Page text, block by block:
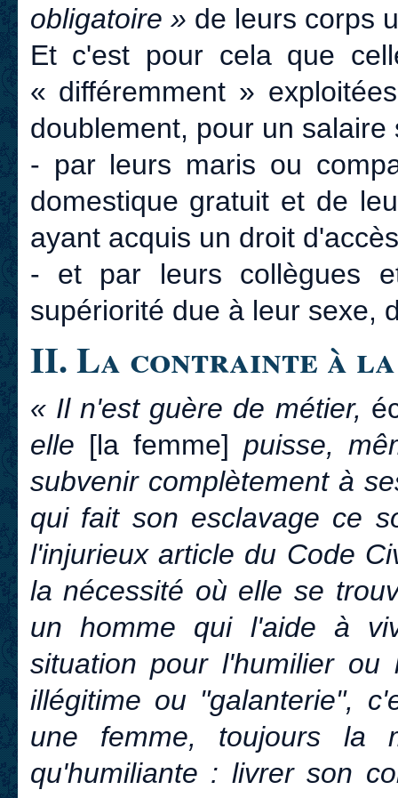
obligatoire » de leurs corps
Et c'est pour cela que
« différemment »
doublement, pour un
- par leurs maris ou
domestique gratuit et de
ayant acquis un droit
- et par leurs collègues
supériorité due à leur sexe,
II. La contrainte à
« Il n'est guère de métier,
elle [la femme] puisse,
subvenir complètement à
qui fait son esclavage ce
l'injurieux article du Code
la nécessité où elle se
un homme qui l'aide à
situation pour l'humilier ou
illégitime ou "galanterie",
une femme, toujours la
qu'humiliante : livrer son